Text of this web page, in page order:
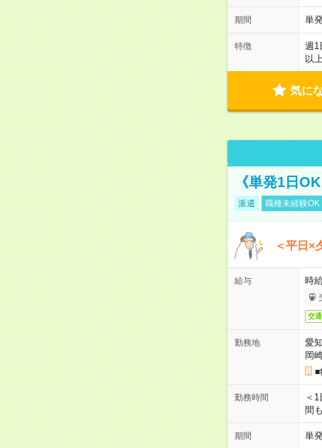
期間 単
特徴 週1
以
気に
《単発1日
派遣 職種未経験OK
＜平日×
給与 時
交
勤務地
愛
岡
■
勤務時間
＜
間
期間 単